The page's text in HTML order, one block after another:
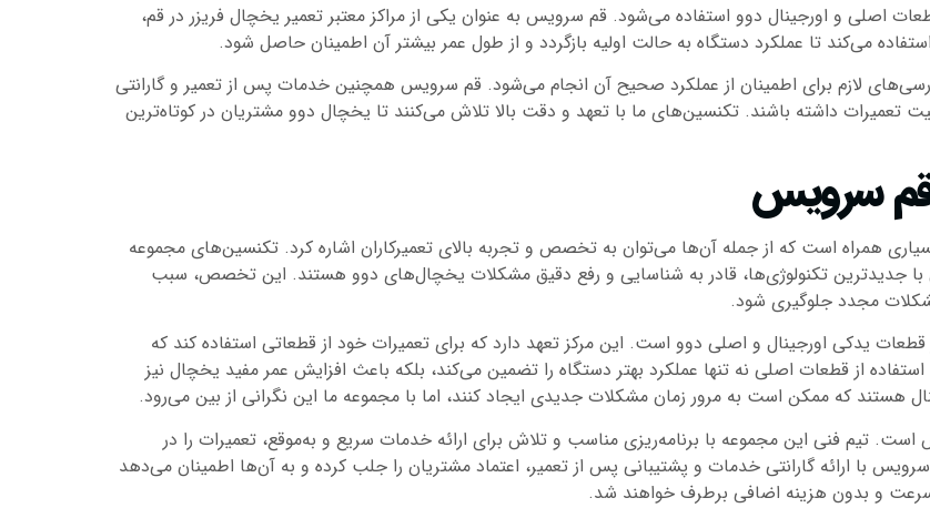
اصلی و اورجینال دوو استفاده می‌شود. قم سرویس به عنوان یکی از مراکز معتبر تعمیر یخچال فریزر در قم،
می‌کند تا عملکرد دستگاه به حالت اولیه بازگردد و از طول عمر بیشتر آن اطمینان حاصل شود.
لازم برای اطمینان از عملکرد صحیح آن انجام می‌شود. قم سرویس همچنین خدمات پس از تعمیر و گارانتی
تعمیرات داشته باشند. تکنسین‌های ما با تعهد و دقت بالا تلاش می‌کنند تا یخچال دوو مشتریان در کوتاه‌ترین
قم سرویس
همراه است که از جمله آن‌ها می‌توان به تخصص و تجربه بالای تعمیرکاران اشاره کرد. تکنسین‌های مجموعه
با جدیدترین تکنولوژی‌ها، قادر به شناسایی و رفع دقیق مشکلات یخچال‌های دوو هستند. این تخصص، سبب
مجدد جلوگیری شود.
یدکی اورجینال و اصلی دوو است. این مرکز تعهد دارد که برای تعمیرات خود از قطعاتی استفاده کند که
از قطعات اصلی نه تنها عملکرد بهتر دستگاه را تضمین می‌کند، بلکه باعث افزایش عمر مفید یخچال نیز
هستند که ممکن است به مرور زمان مشکلات جدیدی ایجاد کنند، اما با مجموعه ما این نگرانی از بین می‌رود.
تیم فنی این مجموعه با برنامه‌ریزی مناسب و تلاش برای ارائه خدمات سریع و به‌موقع، تعمیرات را در
با ارائه گارانتی خدمات و پشتیبانی پس از تعمیر، اعتماد مشتریان را جلب کرده و به آن‌ها اطمینان می‌دهد
و بدون هزینه اضافی برطرف خواهند شد.